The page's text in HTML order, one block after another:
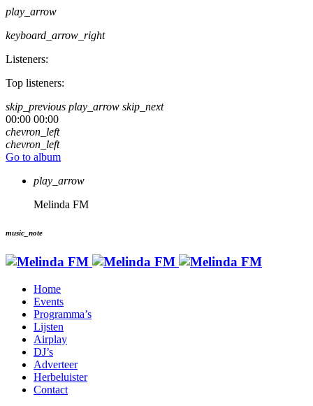
play_arrow
keyboard_arrow_right
Listeners:
Top listeners:
skip_previous play_arrow skip_next
00:00 00:00
chevron_left
chevron_left
Go to album
play_arrow
Melinda FM
music_note
Home
Events
Programma’s
Lijsten
Airplay
DJ’s
Adverteer
Herbeluister
Contact